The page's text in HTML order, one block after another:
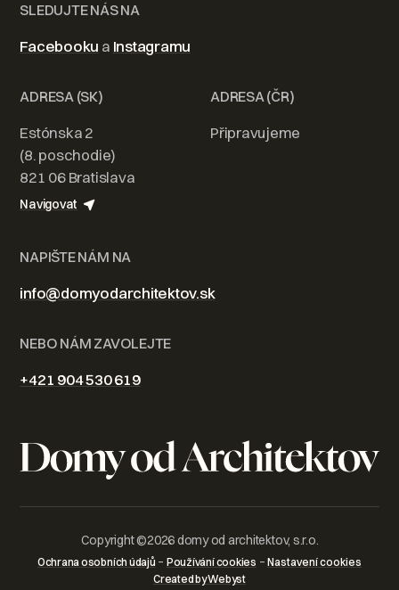
SLEDUJTE NÁS NA
Facebooku a Instagramu
ADRESA (SK)
Estónska 2
(8. poschodie)
821 06 Bratislava
Navigovat
ADRESA (ČR)
Připravujeme
NAPIŠTE NÁM NA
info@domyodarchitektov.sk
NEBO NÁM ZAVOLEJTE
+421 904 530 619
Copyright ©2026domy od architektov, s.r.o.
Ochrana osobních údajů – Používání cookies –Nastavení cookies
Created by Webyst